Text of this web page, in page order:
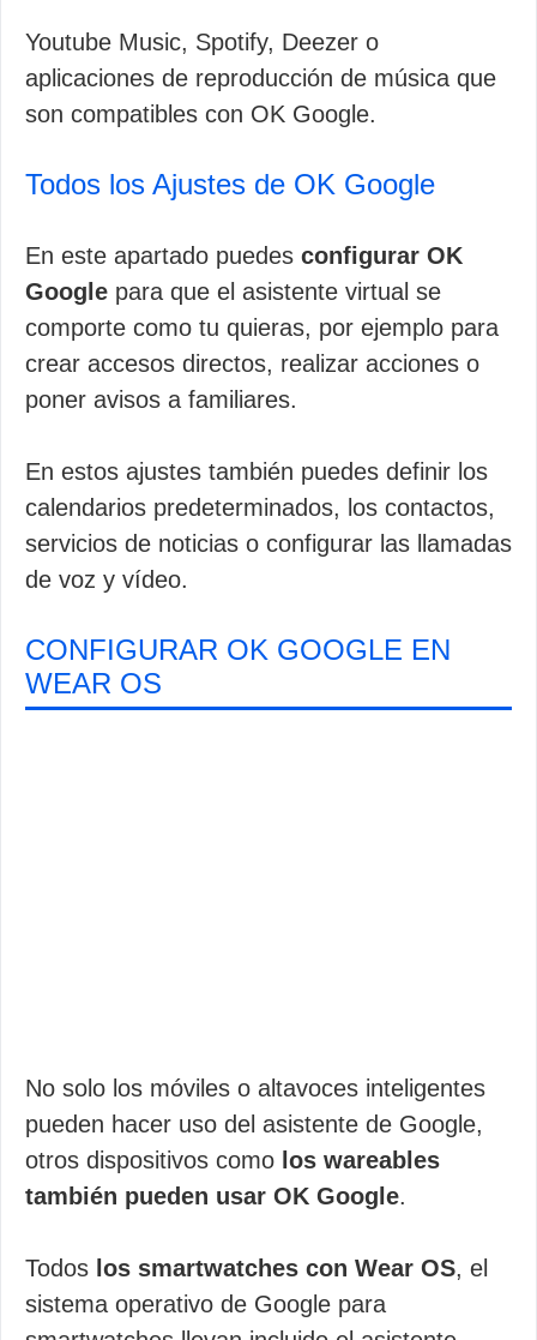
Youtube Music, Spotify, Deezer o
aplicaciones de reproducción de música que
son compatibles con OK Google.
Todos los Ajustes de OK Google
En este apartado puedes configurar OK
Google para que el asistente virtual se
comporte como tu quieras, por ejemplo para
crear accesos directos, realizar acciones o
poner avisos a familiares.
En estos ajustes también puedes definir los
calendarios predeterminados, los contactos,
servicios de noticias o configurar las llamadas
de voz y vídeo.
CONFIGURAR OK GOOGLE EN
WEAR OS
No solo los móviles o altavoces inteligentes
pueden hacer uso del asistente de Google,
otros dispositivos como los wareables
también pueden usar OK Google.
Todos los smartwatches con Wear OS, el
sistema operativo de Google para